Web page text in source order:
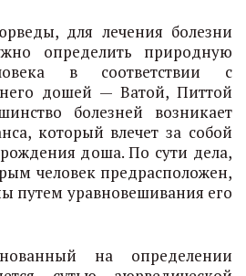
для лечения болезни
определить природную
в соответствии с
дошей — Ватой, Питтой
болезней возникает
который влечет за собой
доша. По сути дела,
человек предрасположен,
путем уравновешивания его
на определении